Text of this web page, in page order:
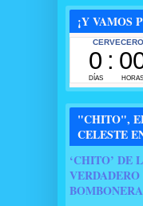
¡Y VAMOS
"CHITO",
CELESTE
‘CHITO’ DE